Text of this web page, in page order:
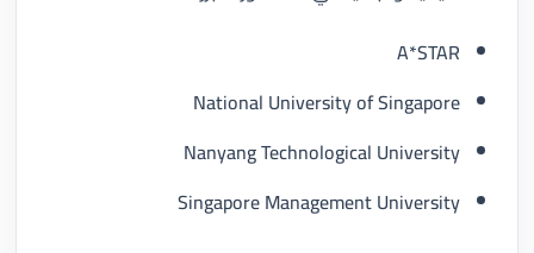
A*STAR
National University of Singapore
Nanyang Technological University
Singapore Management University